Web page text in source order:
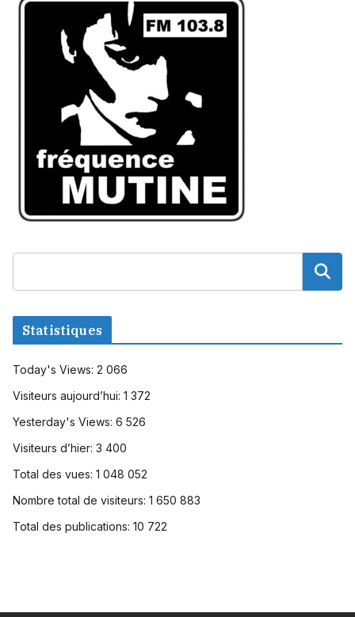
Statistiques
Today's Views: 2 066
Visiteurs aujourd’hui: 1 372
Yesterday's Views: 6 526
Visiteurs d’hier: 3 400
Total des vues: 1 048 052
Nombre total de visiteurs: 1 650 883
Total des publications: 10 722